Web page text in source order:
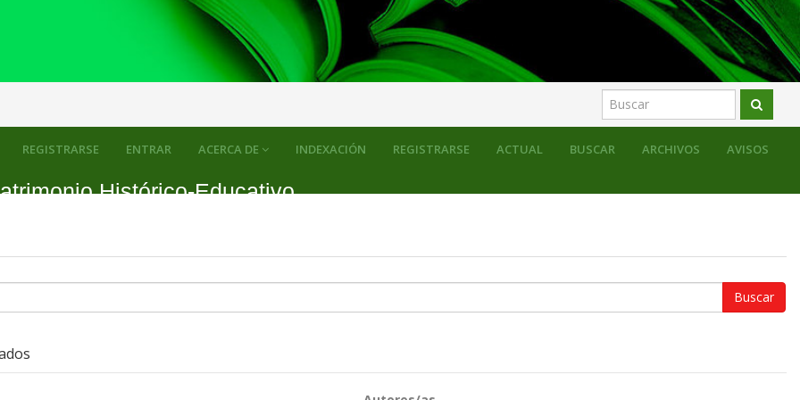
ACERCA DE INDEXACIÓN REGISTRARSE ACTUAL BUSCAR ARCHIVOS AVISOS
REGISTRARSE ENTRAR
Histórico-Educativo